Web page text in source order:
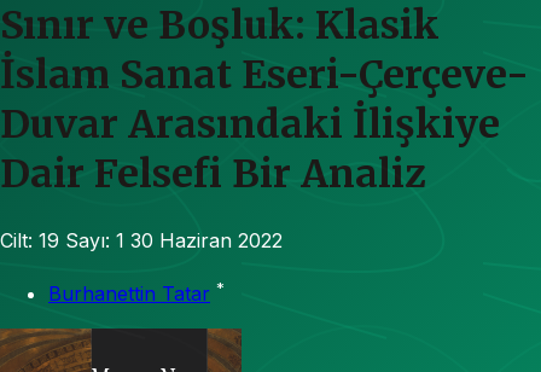
Sınır ve Boşluk: Klasik
İslam Sanat Eseri-Çerçeve-
Duvar Arasındaki İlişkiye
Dair Felsefi Bir Analiz
Cilt: 19 Sayı: 1 30 Haziran 2022
Burhanettin Tatar *